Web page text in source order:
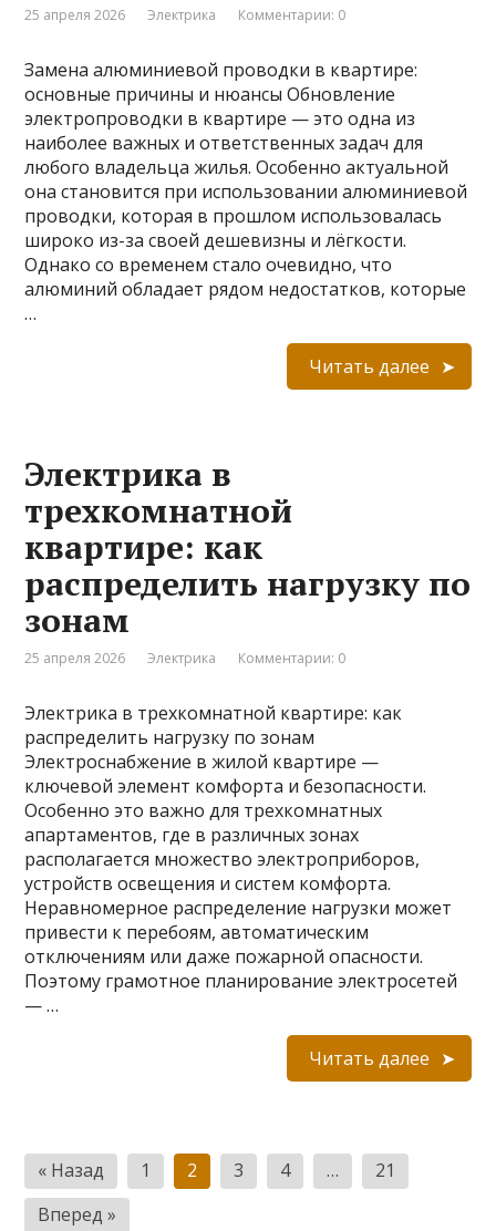
25 апреля 2026 Электрика Комментарии: 0
Замена алюминиевой проводки в квартире:
основные причины и нюансы Обновление
электропроводки в квартире — это одна из
наиболее важных и ответственных задач для
любого владельца жилья. Особенно актуальной
она становится при использовании алюминиевой
проводки, которая в прошлом использовалась
широко из-за своей дешевизны и лёгкости.
Однако со временем стало очевидно, что
алюминий обладает рядом недостатков, которые
…
Читать далее
Электрика в
трехкомнатной
квартире: как
распределить нагрузку по
зонам
25 апреля 2026 Электрика Комментарии: 0
Электрика в трехкомнатной квартире: как
распределить нагрузку по зонам
Электроснабжение в жилой квартире —
ключевой элемент комфорта и безопасности.
Особенно это важно для трехкомнатных
апартаментов, где в различных зонах
располагается множество электроприборов,
устройств освещения и систем комфорта.
Неравномерное распределение нагрузки может
привести к перебоям, автоматическим
отключениям или даже пожарной опасности.
Поэтому грамотное планирование электросетей
— …
Читать далее
Пагинация
записей
« Назад 1 2 3 4 …
21
Вперед »